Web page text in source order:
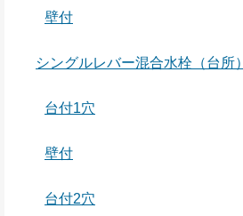
壁付
シングルレバー混合水栓（台所）
台付1穴
壁付
台付2穴